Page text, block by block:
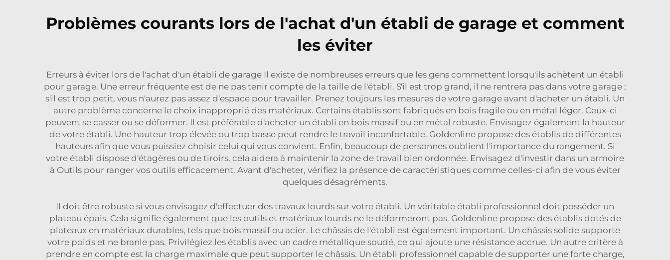
Problèmes courants lors de l'achat d'un établi de garage et comment
les éviter
Erreurs à éviter lors de l'achat d'un établi de garage Il existe de nombreuses erreurs que les gens commettent lorsqu'ils achètent un établi
pour garage. Une erreur fréquente est de ne pas tenir compte de la taille de l'établi. S'il est trop grand, il ne rentrera pas dans votre garage ;
s'il est trop petit, vous n'aurez pas assez d'espace pour travailler. Prenez toujours les mesures de votre garage avant d'acheter un établi. Un
autre problème concerne le choix inapproprié des matériaux. Certains établis sont fabriqués en bois fragile ou en métal léger. Ceux-ci
peuvent se casser ou se déformer. Il est préférable d'acheter un établi en bois massif ou en métal robuste. Envisagez également la hauteur
de votre établi. Une hauteur trop élevée ou trop basse peut rendre le travail inconfortable. Goldenline propose des établis de différentes
hauteurs afin que vous puissiez choisir celui qui vous convient. Enfin, beaucoup de personnes oublient l'importance du rangement. Si
votre établi dispose d'étagères ou de tiroirs, cela aidera à maintenir la zone de travail bien ordonnée. Envisagez d'investir dans un armoire
à Outils pour ranger vos outils efficacement. Avant d'acheter, vérifiez la présence de caractéristiques comme celles-ci afin de vous éviter
quelques désagréments.
Il doit être robuste si vous envisagez d'effectuer des travaux lourds sur votre établi. Un véritable établi professionnel doit posséder un
plateau épais. Cela signifie également que les outils et matériaux lourds ne le déformeront pas. Goldenline propose des établis dotés de
plateaux en matériaux durables, tels que bois massif ou acier. Le châssis de l'établi est également important. Un châssis solide supporte
votre poids et ne branle pas. Privilégiez les établis avec un cadre métallique soudé, ce qui ajoute une résistance accrue. Un autre critère à
prendre en compte est la charge maximale que peut supporter le châssis. Un établi professionnel capable de supporter une forte charge,